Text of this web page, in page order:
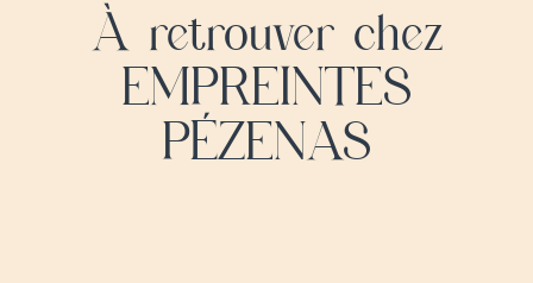
À retrouver chez
EMPREINTES
PÉZENAS